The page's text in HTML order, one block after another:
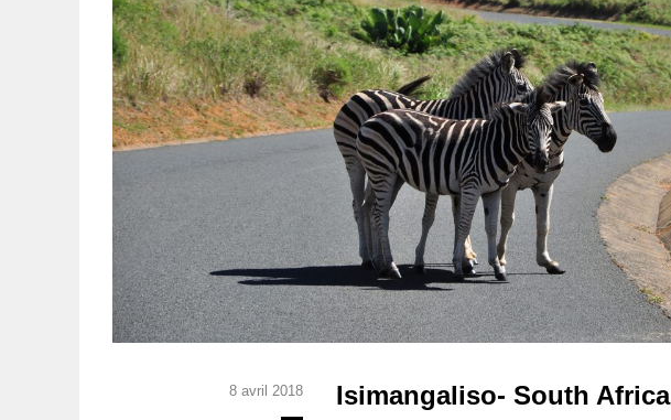
8 avril 2018 Isimangaliso- South Africa